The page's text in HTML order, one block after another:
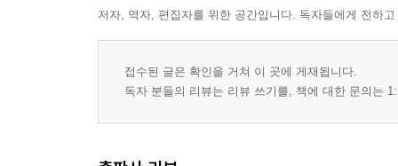
저자, 역자, 편집자를 위한 공간입니다. 독자들에게 전하
접수된 글은 확인을 거쳐 이 곳에 게재됩니다.
독자 분들의 리뷰는 리뷰 쓰기를, 책에 대한 문의는